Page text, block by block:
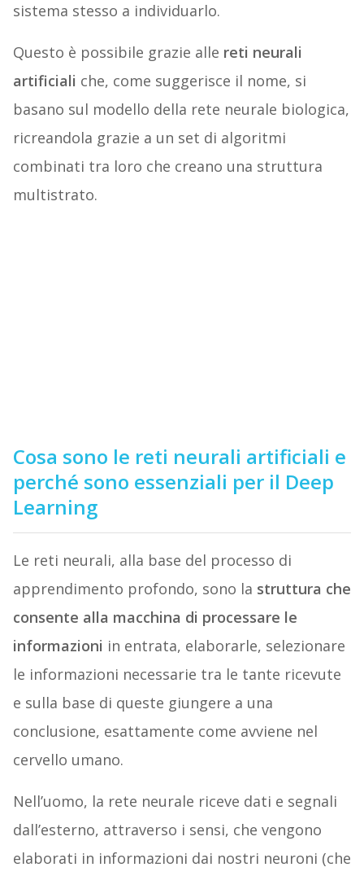
sistema stesso a individuarlo.
Questo è possibile grazie alle reti neurali
artificiali che, come suggerisce il nome, si
basano sul modello della rete neurale biologica,
ricreandola grazie a un set di algoritmi
combinati tra loro che creano una struttura
multistrato.
Cosa sono le reti neurali artificiali e
perché sono essenziali per il Deep
Learning
Le reti neurali, alla base del processo di
apprendimento profondo, sono la struttura che
consente alla macchina di processare le
informazioni in entrata, elaborarle, selezionare
le informazioni necessarie tra le tante ricevute
e sulla base di queste giungere a una
conclusione, esattamente come avviene nel
cervello umano.
Nell’uomo, la rete neurale riceve dati e segnali
dall’esterno, attraverso i sensi, che vengono
elaborati in informazioni dai nostri neuroni (che